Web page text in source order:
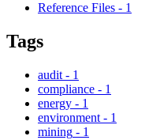
Reference Files - 1
Tags
audit - 1
compliance - 1
energy - 1
environment - 1
mining - 1